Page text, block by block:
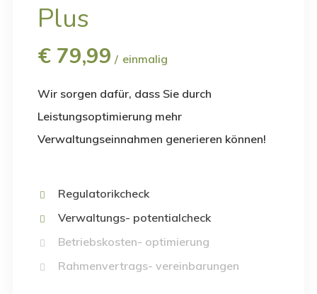
Plus
€79,99 einmalig
Wir sorgen dafür, dass Sie durch
Leistungsoptimierung mehr
Verwaltungseinnahmen generieren können!
Regulatorikcheck
Verwaltungs- potentialcheck
Betriebskosten- optimierung
Rahmenvertrags- vereinbarungen